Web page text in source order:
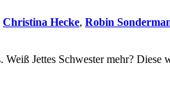
Christina Hecke, Robin
Jettes Schwester mehr? Diese